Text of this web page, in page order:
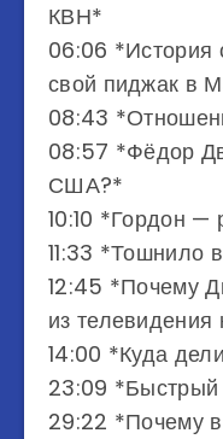
КВН*
06:06 *История
свой пиджак в
08:43
08:57 *Фёдор
США?*
10:10 *Гордон —
11:33 *Тошнило
12:45 *Почему
из телевидения
14:00 *Куда
23:09
29:22 *Почему